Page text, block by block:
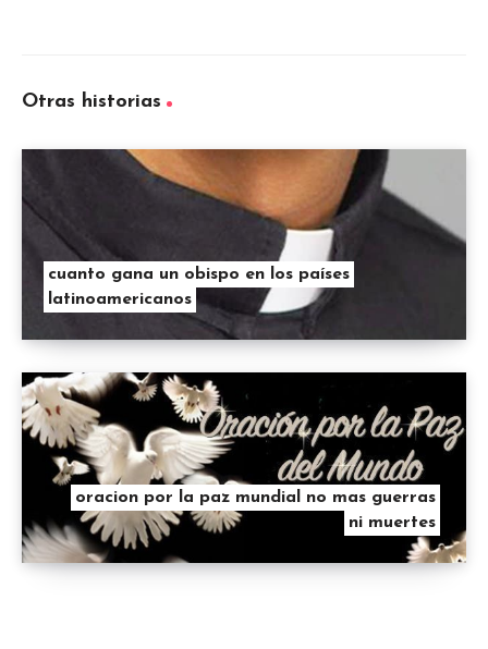
Otras historias
cuanto gana un obispo en los países
latinoamericanos
oracion por la paz mundial no mas guerras
ni muertes